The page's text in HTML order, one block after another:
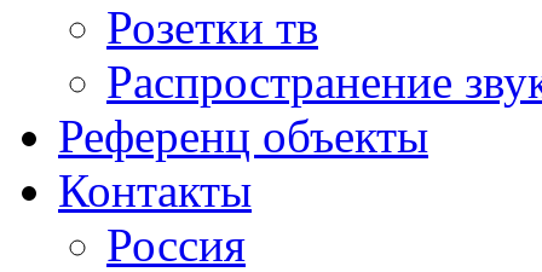
Розетки тв
Распространение
Референц объекты
Контакты
Россия